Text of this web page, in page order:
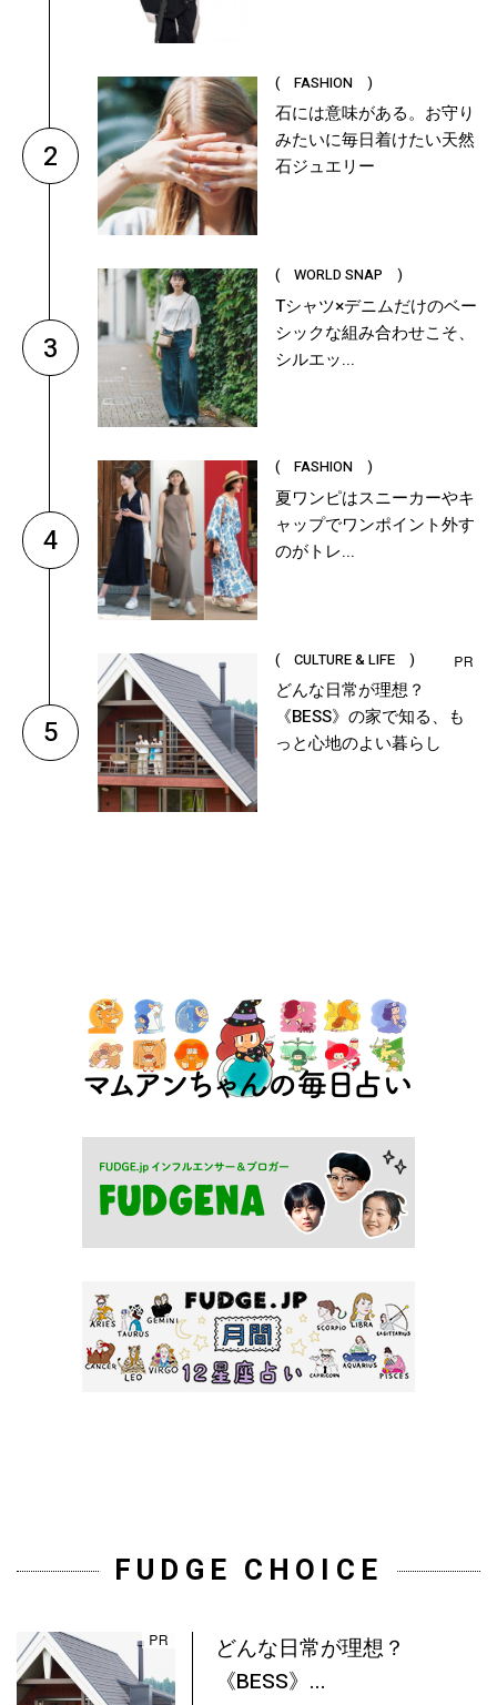
2
( FASHION )
石には意味がある。お守り
みたいに毎日着けたい天然
石ジュエリー
3
( WORLD SNAP )
Tシャツ×デニムだけのベー
シックな組み合わせこそ、
シルエッ...
4
( FASHION )
夏ワンピはスニーカーやキ
ャップでワンポイント外す
のがトレ...
5
( CULTURE & LIFE )
どんな日常が理想？
《BESS》の家で知る、も
っと心地のよい暮らし
FUDGE CHOICE
どんな日常が理想？
《BESS》...